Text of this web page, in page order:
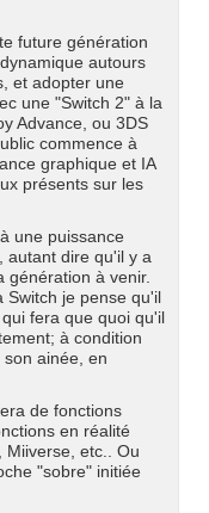
future génération
autours
et adopter une
une "Switch 2" à la
Advance, ou 3DS
commence à
graphique et IA
présents sur les
une puissance
autant dire qu'il y a
génération à venir.
Switch je pense qu'il
fera que quoi qu'il
à condition
ainée, en
de fonctions
en réalité
Miiverse, etc.. Ou
"sobre" initiée